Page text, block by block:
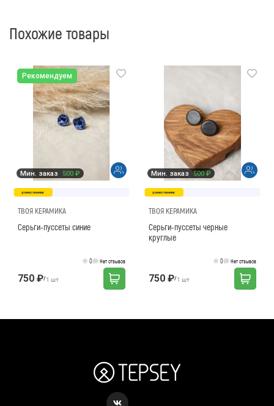
Похожие товары
Рекомендуем
Мин. заказ 500 ₽
ремесленник
ТВОЯ КЕРАМИКА
Серьги-пуссеты синие
0 Нет отзывов
750 ₽/1 шт
Мин. заказ 500 ₽
ремесленник
ТВОЯ КЕРАМИКА
Серьги-пуссеты черные
круглые
0 Нет отзывов
750 ₽/1 шт